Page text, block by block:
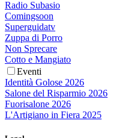
Radio Subasio
Comingsoon
Superguidatv
Zuppa di Porro
Non Sprecare
Cotto e Mangiato
Eventi
Identità Golose 2026
Salone del Risparmio 2026
Fuorisalone 2026
L'Artigiano in Fiera 2025